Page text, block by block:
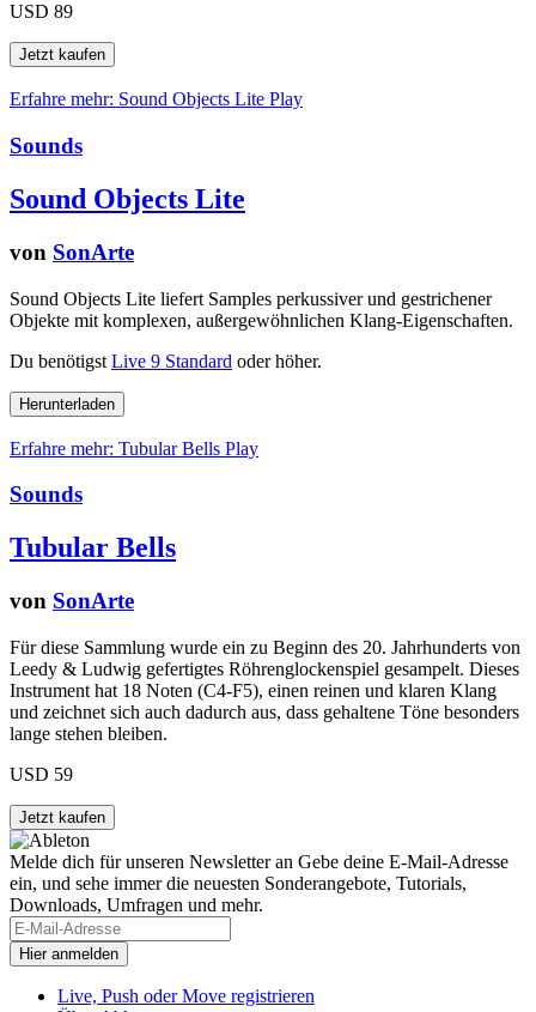
USD 89
Erfahre mehr: Sound Objects Lite Play
Sounds
Sound Objects Lite
von SonArte
Sound Objects Lite liefert Samples perkussiver und gestrichener
Objekte mit komplexen, außergewöhnlichen Klang-Eigenschaften.
Du benötigst Live 9 Standard oder höher.
Erfahre mehr: Tubular Bells Play
Sounds
Tubular Bells
von SonArte
Für diese Sammlung wurde ein zu Beginn des 20. Jahrhunderts von
Leedy & Ludwig gefertigtes Röhrenglockenspiel gesampelt. Dieses
Instrument hat 18 Noten (C4-F5), einen reinen und klaren Klang
und zeichnet sich auch dadurch aus, dass gehaltene Töne besonders
lange stehen bleiben.
USD 59
Melde dich für unseren Newsletter an Gebe deine E-Mail-Adresse
ein, und sehe immer die neuesten Sonderangebote, Tutorials,
Downloads, Umfragen und mehr.
Live, Push oder Move registrieren